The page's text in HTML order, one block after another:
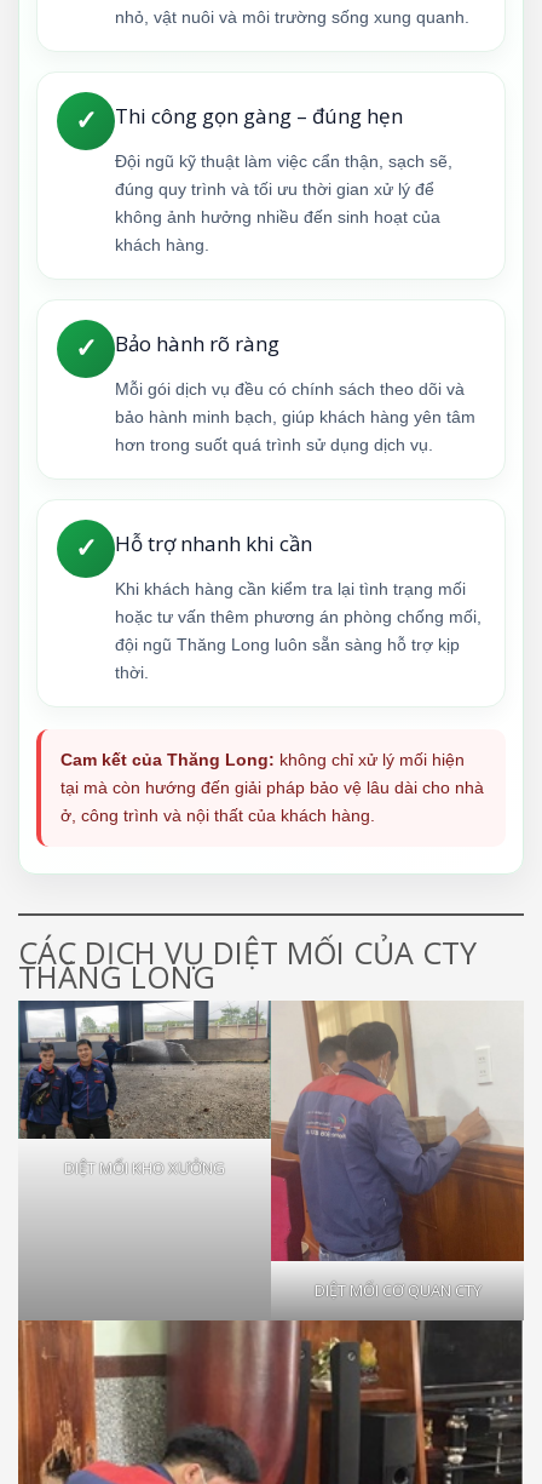
nhỏ, vật nuôi và môi trường sống xung quanh.
✓ Thi công gọn gàng – đúng hẹn
Đội ngũ kỹ thuật làm việc cẩn thận, sạch sẽ,
đúng quy trình và tối ưu thời gian xử lý để
không ảnh hưởng nhiều đến sinh hoạt của
khách hàng.
✓ Bảo hành rõ ràng
Mỗi gói dịch vụ đều có chính sách theo dõi và
bảo hành minh bạch, giúp khách hàng yên tâm
hơn trong suốt quá trình sử dụng dịch vụ.
✓ Hỗ trợ nhanh khi cần
Khi khách hàng cần kiểm tra lại tình trạng mối
hoặc tư vấn thêm phương án phòng chống mối,
đội ngũ Thăng Long luôn sẵn sàng hỗ trợ kịp
thời.
Cam kết của Thăng Long: không chỉ xử lý mối hiện
tại mà còn hướng đến giải pháp bảo vệ lâu dài cho nhà
ở, công trình và nội thất của khách hàng.
CÁC DỊCH VỤ DIỆT MỐI CỦA CTY
THĂNG LONG
DIỆT MỐI KHO XƯỞNG
DIỆT MỐI CƠ QUAN CTY